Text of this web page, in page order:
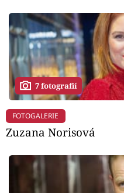
7 fotografií
FOTOGALERIE
Zuzana Norisová